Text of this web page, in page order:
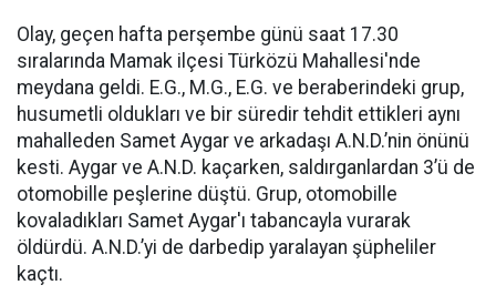
Olay, geçen hafta perşembe günü saat 17.30
sıralarında Mamak ilçesi Türközü Mahallesi'nde
meydana geldi. E.G., M.G., E.G. ve beraberindeki grup,
husumetli oldukları ve bir süredir tehdit ettikleri aynı
mahalleden Samet Aygar ve arkadaşı A.N.D.’nin önünü
kesti. Aygar ve A.N.D. kaçarken, saldırganlardan 3’ü de
otomobille peşlerine düştü. Grup, otomobille
kovaladıkları Samet Aygar'ı tabancayla vurarak
öldürdü. A.N.D.’yi de darbedip yaralayan şüpheliler
kaçtı.